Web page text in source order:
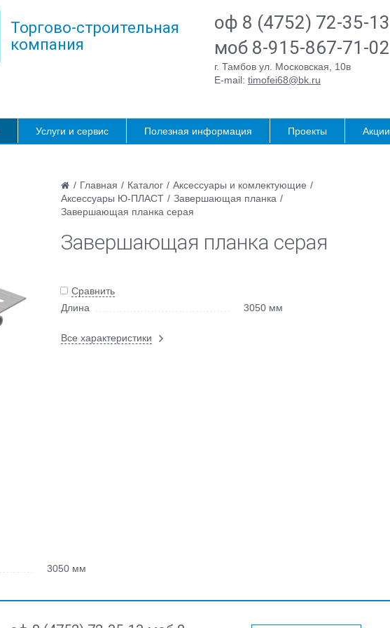
Торгово-строительная
компания
оф 8 (4752) 72-35-13
моб 8-915-867-71-02
г. Тамбов ул. Московская, 10в
E-mail: timofei68@bk.ru
Услуги и сервис Полезная информация Проекты Акции
/ Главная / Каталог / Аксессуары и комлектующие /
Аксессуары Ю-ПЛАСТ / Завершающая планка /
Завершающая планка серая
Завершающая планка серая
Сравнить
Длина
3050 мм
Все характеристики
3050 мм